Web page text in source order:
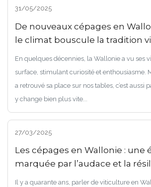
31/05/2025
De nouveaux cépages en
le climat bouscule la tradition
En quelques décennies, la Wallonie a vu ses
surface, stimulant curiosité et enthousiasme.
a retrouvé sa place sur nos tables, c’est aussi
y change bien plus vite...
27/03/2025
Les cépages en Wallonie : une
marquée par l’audace et la
Il y a quarante ans, parler de viticulture en